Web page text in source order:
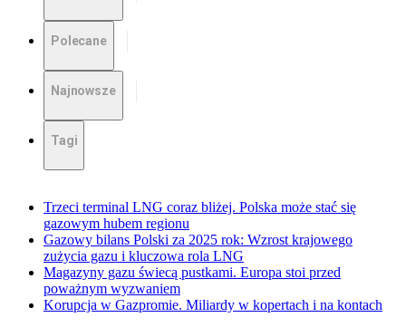
Polecane
Najnowsze
Tagi
Trzeci terminal LNG coraz bliżej. Polska może stać się
gazowym hubem regionu
Gazowy bilans Polski za 2025 rok: Wzrost krajowego
zużycia gazu i kluczowa rola LNG
Magazyny gazu świecą pustkami. Europa stoi przed
poważnym wyzwaniem
Korupcja w Gazpromie. Miliardy w kopertach i na kontach